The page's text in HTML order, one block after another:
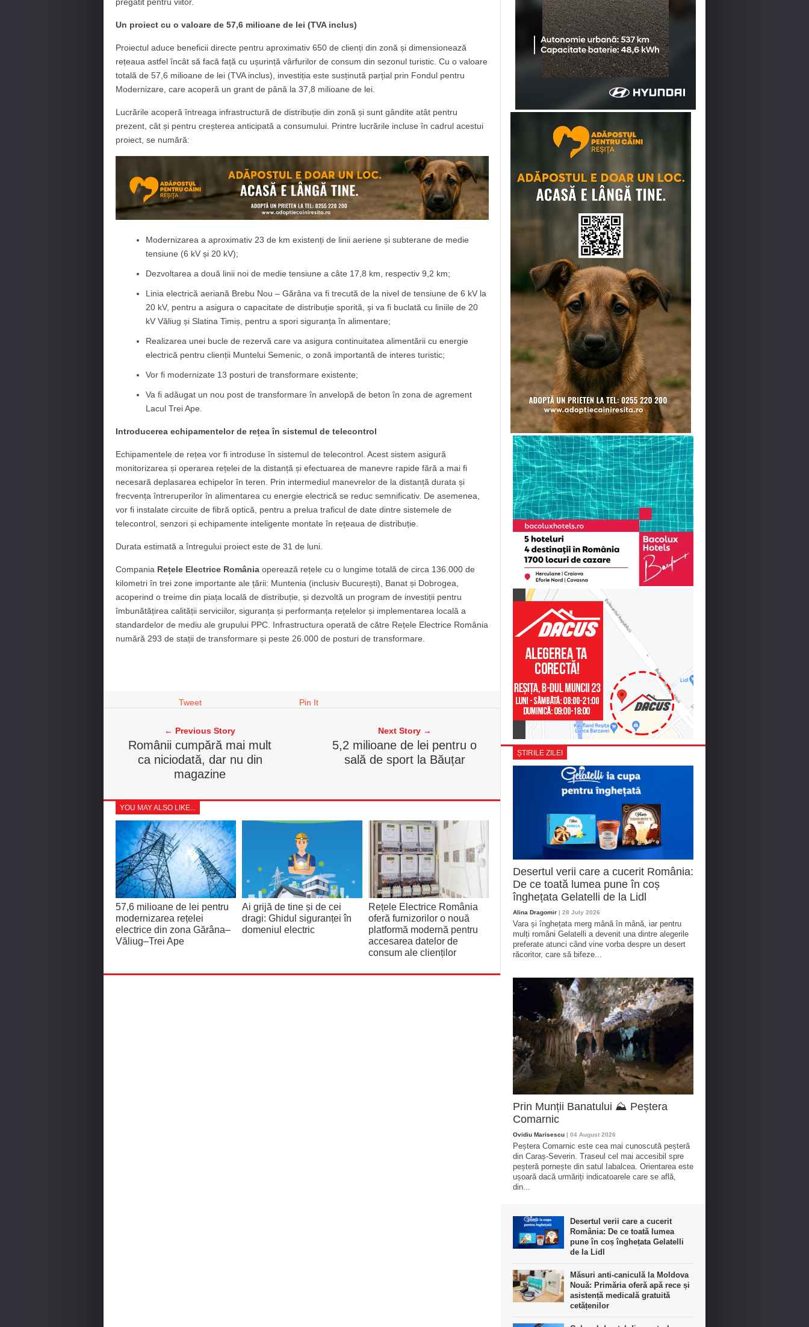
Un proiect cu o valoare de 57,6 milioane de lei (TVA inclus)
Proiectul aduce beneficii directe pentru aproximativ 650 de clienți din zonă și dimensionează
rețeaua astfel încât să facă față cu ușurință vârfurilor de consum din sezonul turistic. Cu o valoare
totală de 57,6 milioane de lei (TVA inclus), investiția este susținută parțial prin Fondul pentru
Modernizare, care acoperă un grant de până la 37,8 milioane de lei.
Lucrările acoperă întreaga infrastructură de distribuție din zonă și sunt gândite atât pentru
prezent, cât și pentru creșterea anticipată a consumului. Printre lucrările incluse în cadrul acestui
proiect, se numără:
Modernizarea a aproximativ 23 de km existenți de linii aeriene și subterane de medie
tensiune (6 kV și 20 kV);
Dezvoltarea a două linii noi de medie tensiune a câte 17,8 km, respectiv 9,2 km;
Linia electrică aeriană Brebu Nou – Gărâna va fi trecută de la nivel de tensiune de 6 kV la
20 kV, pentru a asigura o capacitate de distribuție sporită, și va fi buclată cu liniile de 20
kV Văliug și Slatina Timiș, pentru a spori siguranța în alimentare;
Realizarea unei bucle de rezervă care va asigura continuitatea alimentării cu energie
electrică pentru clienții Muntelui Semenic, o zonă importantă de interes turistic;
Vor fi modernizate 13 posturi de transformare existente;
Va fi adăugat un nou post de transformare în anvelopă de beton în zona de agrement
Lacul Trei Ape.
Introducerea echipamentelor de rețea în sistemul de telecontrol
Echipamentele de rețea vor fi introduse în sistemul de telecontrol. Acest sistem asigură
monitorizarea și operarea rețelei de la distanță și efectuarea de manevre rapide fără a mai fi
necesară deplasarea echipelor în teren. Prin intermediul manevrelor de la distanță durata și
frecvența întreruperilor în alimentarea cu energie electrică se reduc semnificativ. De asemenea,
vor fi instalate circuite de fibră optică, pentru a prelua traficul de date dintre sistemele de
telecontrol, senzori și echipamente inteligente montate în rețeaua de distribuție.
Durata estimată a întregului proiect este de 31 de luni.
Compania Rețele Electrice România operează rețele cu o lungime totală de circa 136.000 de
kilometri în trei zone importante ale țării: Muntenia (inclusiv București), Banat și Dobrogea,
acoperind o treime din piața locală de distribuție, și dezvoltă un program de investiții pentru
îmbunătățirea calității serviciilor, siguranța și performanța rețelelor și implementarea locală a
standardelor de mediu ale grupului PPC. Infrastructura operată de către Rețele Electrice România
numără 293 de stații de transformare și peste 26.000 de posturi de transformare.
Tweet Pin It
← Previous Story
Românii cumpără mai mult
ca niciodată, dar nu din
magazine
Next Story →
5,2 milioane de lei pentru o
sală de sport la Băuțar
YOU MAY ALSO LIKE...
57,6 milioane de lei pentru
modernizarea rețelei
electrice din zona Gărâna–
Văliug–Trei Ape
Ai grijă de tine și de cei
dragi: Ghidul siguranței în
domeniul electric
Rețele Electrice România
oferă furnizorilor o nouă
platformă modernă pentru
accesarea datelor de
consum ale clienților
ȘTIRILE ZILEI
Desertul verii care a cucerit România:
De ce toată lumea pune în coș
înghețata Gelatelli de la Lidl
Alina Dragomir | 28 July 2026
Vara și înghețata merg mână în mână, iar pentru
mulți români Gelatelli a devenit una dintre alegerile
preferate atunci când vine vorba despre un desert
răcoritor, care să bifeze...
Prin Munții Banatului ⛰️ Peștera
Comarnic
Ovidiu Marisescu | 04 August 2026
Peștera Comarnic este cea mai cunoscută peșteră
din Caraș-Severin. Traseul cel mai accesibil spre
peșteră pornește din satul Iabalcea. Orientarea este
ușoară dacă urmăriți indicatoarele care se află,
din...
Desertul verii care a cucerit
România: De ce toată lumea
pune în coș înghețata Gelatelli
de la Lidl
Măsuri anti-caniculă la Moldova
Nouă: Primăria oferă apă rece și
asistență medicală gratuită
cetățenilor